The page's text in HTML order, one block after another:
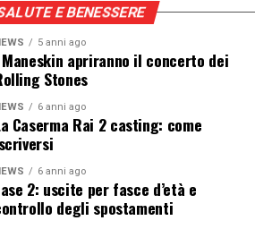
E BENESSERE
5 anni ago
apriranno il concerto dei
Stones
6 anni ago
Caserma Rai 2 casting: come
6 anni ago
2: uscite per fasce d’età e
degli spostamenti